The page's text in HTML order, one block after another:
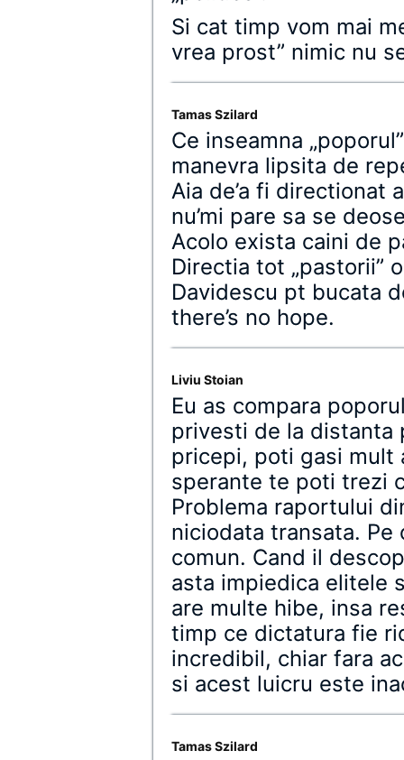
Si cat timp vom mai
vrea prost” nimic nu
Tamas Szilard
Ce inseamna
manevra lipsita de
Aia de’a fi directionat
nu’mi pare sa se
Acolo exista caini de
Directia tot „pastorii”
Davidescu pt bucata
there’s no hope.
Liviu Stoian
Eu as compara
privesti de la distanta
pricepi, poti gasi mult
sperante te poti trezi
Problema raportului
niciodata transata.
comun. Cand il
asta impiedica elitele
are multe hibe, insa
timp ce dictatura fie
incredibil, chiar fara
si acest luicru este
Tamas Szilard